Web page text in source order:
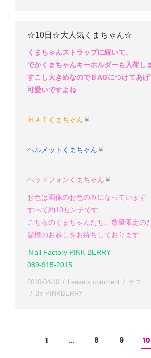
☆10日☆大人気くまちゃん☆
くまちゃんストラップに続いて、
でかくまちゃんキーホルダーも入荷し
すこし大きめなのでＢAGにつけてあ
可愛いですよね
ＨＡＴくまちゃん ￥
ヘルメットくまちゃん ￥
ヘッドフォンくまちゃん ￥
お色は画像のお色のみになっています
すべて約10センチです
こちらのくまちゃんたち、数量限定の
皆様のお越しをお待ちしております
Ｎail Factory PINK BERRY
089-915-2015
2010-04-10 Leave a comment
デコ
By PINKBERRY
1 … 8 9 10